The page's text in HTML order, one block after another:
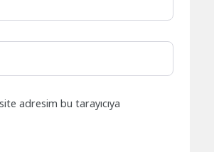
adresim bu tarayıcıya